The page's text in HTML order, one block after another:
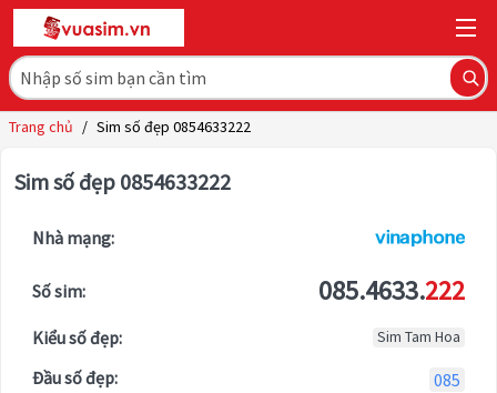
Trang chủ / Sim số đẹp 0854633222
Sim số đẹp 0854633222
Nhà mạng:
Số sim: 085.4633.222
Kiểu số đẹp: Sim Tam Hoa
Đầu số đẹp:
085